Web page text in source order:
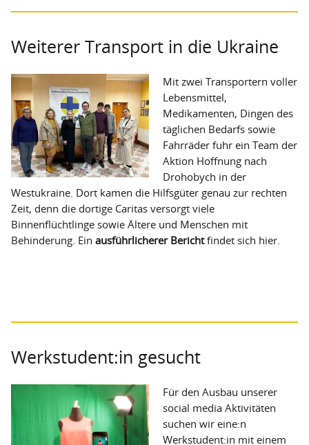
Weiterer Transport in die Ukraine
Mit zwei Transportern voller
Lebensmittel,
Medikamenten, Dingen des
täglichen Bedarfs sowie
Fahrräder fuhr ein Team der
Aktion Hoffnung nach
Drohobych in der
Westukraine. Dort kamen die Hilfsgüter genau zur rechten
Zeit, denn die dortige Caritas versorgt viele
Binnenflüchtlinge sowie Ältere und Menschen mit
Behinderung. Ein ausführlicherer Berichtfindet sich hier.
Werkstudent:in gesucht
Für den Ausbau unserer
social media Aktivitäten
suchen wir eine:n
Werkstudent:in mit einem